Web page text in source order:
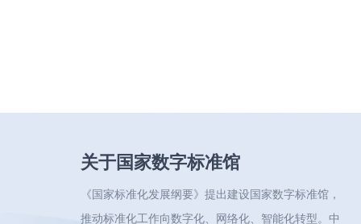
关于国家数字标准馆
《国家标准化发展纲要》提出建设国家数字标准馆，
推动标准化工作向数字化、网络化、智能化转型。中